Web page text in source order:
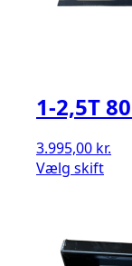
1-2,5T
3.995,00 kr.
Vælg skift